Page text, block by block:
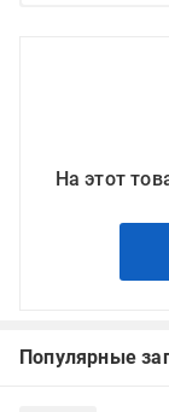
На этот
Популярные